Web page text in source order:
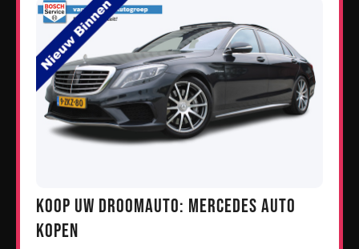
Koop uw droomauto: Mercedes auto
kopen